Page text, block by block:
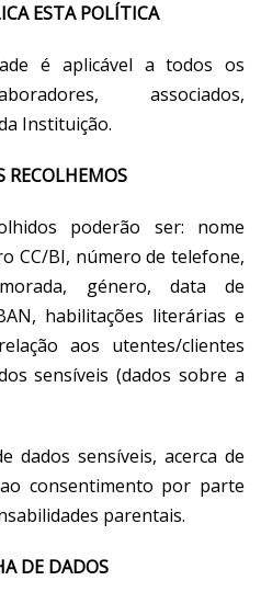
ESTA POLÍTICA
é aplicável a todos os
associados,
Instituição.
RECOLHEMOS
poderão ser: nome
CC/BI, número de telefone,
género, data de
habilitações literárias e
aos utentes/clientes
sensíveis (dados sobre a
dados sensíveis, acerca de
consentimento por parte
parentais.
DE DADOS